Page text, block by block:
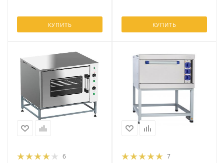
КУПИТЬ КУПИТЬ
6 7